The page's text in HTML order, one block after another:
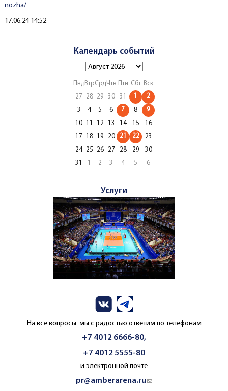
nozha/
Создано
17.06.24 14:52
Календарь событий
ПндВтрСрдЧтв Птн Сбт Вск
27
28 29 30 31 1 2
3 4 5 6 7 8 9
10 12 13 14 15
16
17
18 19 20 21 22
23
24
25 26 27 28 29
30
31
2 3 4 5 6
Услуги
На все вопросы мы с радостью ответим по телефонам
+7 4012 6666-80,
+7 4012 5555-80
и электронной почте
pr@amberarena.ru(link sends e-mail)